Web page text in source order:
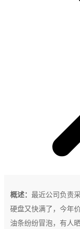
概述： 最近公司负责
硬盘又快满了，今年
油条纷纷冒泡，有人